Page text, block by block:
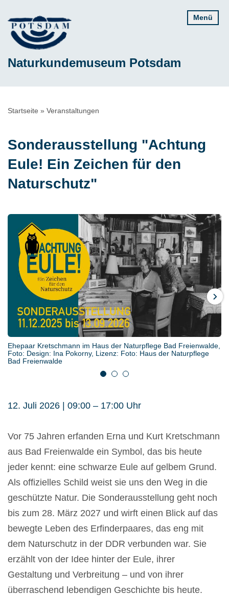
zum
Inhalt
Naturkundemuseum Potsdam
Menü
Pfadnavigation
Startseite Veranstaltungen
Sonderausstellung "Achtung
Eule! Ein Zeichen für den
Naturschutz"
Ehepaar Kretschmann im Haus der Naturpflege Bad Freienwalde,
Foto: Design: Ina Pokorny, Lizenz: Foto: Haus der Naturpflege
Bad Freienwalde
Ehepaar Kretschmann mit Naturschutz-Schild, Foto: Andre Rival,
Lizenz: Haus der Naturpflege Bad Freienwalde
Foto: Gerhard Budich, Lizenz: Haus der Naturpflege Bad
Freienwalde
Weiter
1 2
12. Juli 2026 | 09:00 – 17:00 Uhr
Vor 75 Jahren erfanden Erna und Kurt Kretschmann
aus Bad Freienwalde ein Symbol, das bis heute
jeder kennt: eine schwarze Eule auf gelbem Grund.
Als offizielles Schild weist sie uns den Weg in die
geschützte Natur. Die Sonderausstellung geht noch
bis zum 28. März 2027 und wirft einen Blick auf das
bewegte Leben des Erfinderpaares, das eng mit
dem Naturschutz in der DDR verbunden war. Sie
erzählt von der Idee hinter der Eule, ihrer
Gestaltung und Verbreitung – und von ihrer
überraschend lebendigen Geschichte bis heute.